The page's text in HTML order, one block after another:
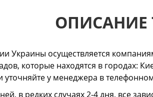
ОПИСАНИЕ
Украины осуществляется
которые находятся в
уточняйте у менеджера в
в редких случаях 2-4 дня, все